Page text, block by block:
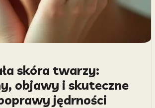
skóra twarzy:
objawy i skuteczne
jędrności